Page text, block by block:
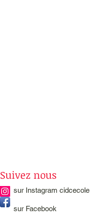
Suivez nous
sur Instagram cidcecole
sur Facebook